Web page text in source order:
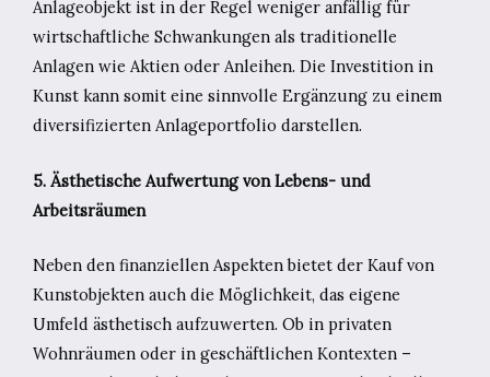
Anlageobjekt ist in der Regel weniger anfällig für
wirtschaftliche Schwankungen als traditionelle
Anlagen wie Aktien oder Anleihen. Die Investition in
Kunst kann somit eine sinnvolle Ergänzung zu einem
diversifizierten Anlageportfolio darstellen.
5. Ästhetische Aufwertung von Lebens- und
Arbeitsräumen
Neben den finanziellen Aspekten bietet der Kauf von
Kunstobjekten auch die Möglichkeit, das eigene
Umfeld ästhetisch aufzuwerten. Ob in privaten
Wohnräumen oder in geschäftlichen Kontexten –